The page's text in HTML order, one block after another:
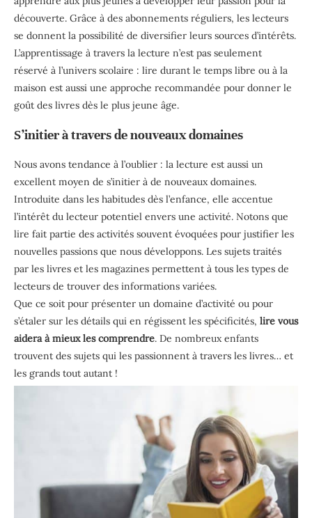
découverte. Grâce à des abonnements réguliers, les lecteurs
se donnent la possibilité de diversifier leurs sources d’intérêts.
L’apprentissage à travers la lecture n’est pas seulement
réservé à l’univers scolaire : lire durant le temps libre ou à la
maison est aussi une approche recommandée pour donner le
goût des livres dès le plus jeune âge.
S’initier à travers de nouveaux domaines
Nous avons tendance à l’oublier : la lecture est aussi un
excellent moyen de s’initier à de nouveaux domaines.
Introduite dans les habitudes dès l’enfance, elle accentue
l’intérêt du lecteur potentiel envers une activité. Notons que
lire fait partie des activités souvent évoquées pour justifier les
nouvelles passions que nous développons. Les sujets traités
par les livres et les magazines permettent à tous les types de
lecteurs de trouver des informations variées.
Que ce soit pour présenter un domaine d’activité ou pour
s’étaler sur les détails qui en régissent les spécificités, lire vous
aidera à mieux les comprendre. De nombreux enfants
trouvent des sujets qui les passionnent à travers les livres… et
les grands tout autant !